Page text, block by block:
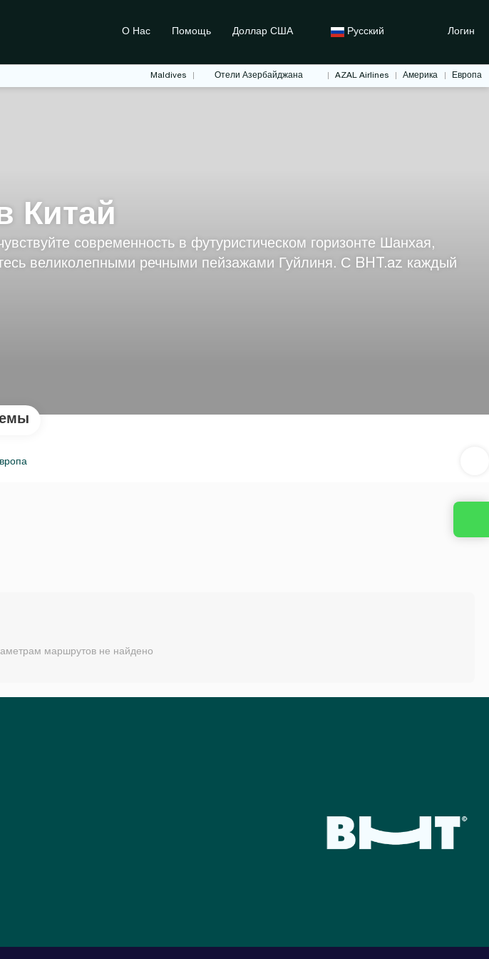
О Нас Помощь Доллар США Русский Логин
Maldives Отели Азербайджана AZAL Airlines Америка Европа
Китай
современность в футуристическом горизонте Шанхая,
великолепными речными пейзажами Гуйлиня. С BHT.az каждый
маршрутов не найдено